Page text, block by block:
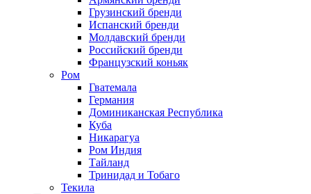
Грузинский бренди
Испанский бренди
Молдавский бренди
Российский бренди
Французский коньяк
Ром
Гватемала
Германия
Доминиканская Республика
Куба
Никарагуа
Ром Индия
Тайланд
Тринидад и Тобаго
Текила